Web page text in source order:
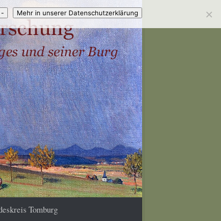
Tomburg
- Mehr in unserer Datenschutzerklärung